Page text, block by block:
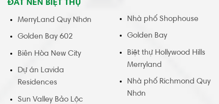
ĐẤT NỀN BIỆT THỰ
MerryLand Quy Nhơn
Golden Bay 602
Biên Hòa New City
Dự án Lavida
Residences
Sun Valley Bảo Lộc
Nhà phố Shophouse
Golden Bay
Biệt thự Hollywood Hills
Merryland
Nhà phố Richmond Quy
Nhơn